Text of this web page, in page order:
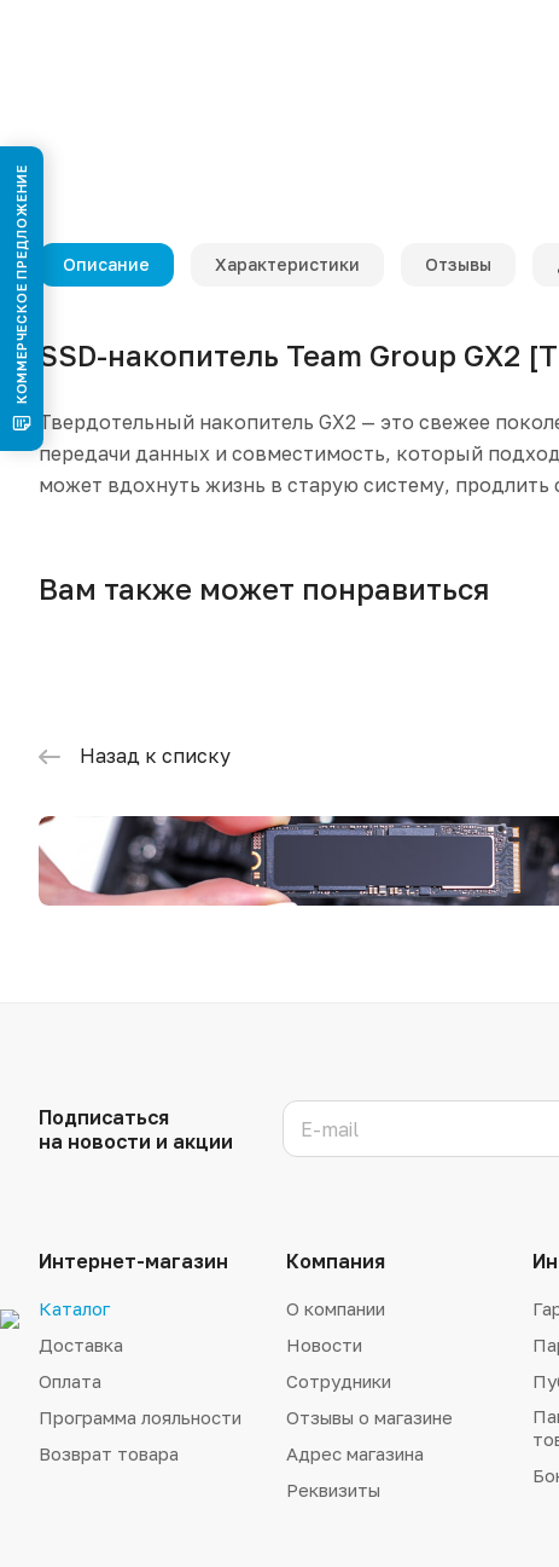
Описание Характеристики Отзывы
SSD-накопитель Team Group GX2
Твердотельный накопитель GX2 — это свежее
передачи данных и совместимость, который
может вдохнуть жизнь в старую систему,
Вам также может понравиться
Назад к списку
Подписаться
на новости и акции
Интернет-магазин
Каталог
Доставка
Оплата
Программа лояльности
Возврат товара
Компания
О компании
Новости
Сотрудники
Отзывы о магазине
Адрес магазина
Реквизиты
КОММЕРЧЕСКОЕ ПРЕДЛОЖЕНИЕ